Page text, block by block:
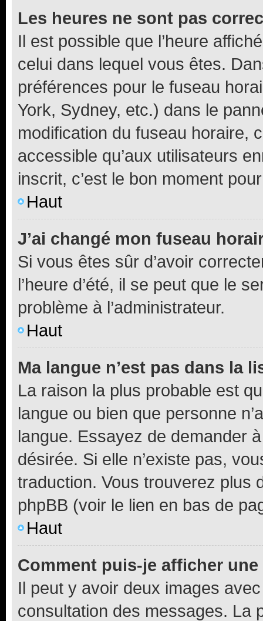
Les heures ne sont pas
Il est possible que l’heure
celui dans lequel vous êtes.
préférences pour le fuseau
York, Sydney, etc.) dans le
modification du fuseau horaire,
accessible qu’aux utilisateurs
inscrit, c’est le bon moment
Haut
J’ai changé mon fuseau
Si vous êtes sûr d’avoir
l’heure d’été, il se peut que le
problème à l’administrateur.
Haut
Ma langue n’est pas dans la
La raison la plus probable est
langue ou bien que personne
langue. Essayez de demander
désirée. Si elle n’existe pas,
traduction. Vous trouverez plus
phpBB (voir le lien en bas de
Haut
Comment puis-je afficher
Il peut y avoir deux images
consultation des messages. La